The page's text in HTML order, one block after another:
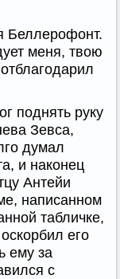
Беллерофонт.
меня, твою
поднять руку
Зевса,
думал
и наконец
Антейи
написанном
табличке,
его
ему за
с